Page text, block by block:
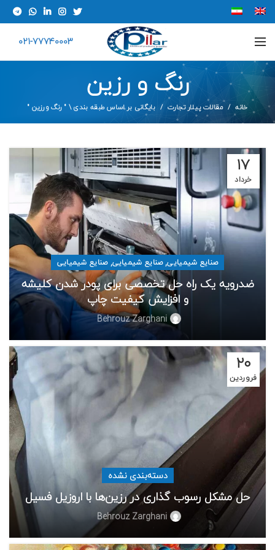
021-77740003
رنگ و رزین
خانه مقالات پیلار تجارت بایگانی بر اساس طبقه بندی \ " رنگ و رزین "
۱۷
خرداد
صنایع شیمیایی,صنایع شیمیایی,صنایع شیمیایی
ضدرویه یک راه حل تخصصی برای پودر شدن کلیشه
و افزایش کیفیت چاپ
Behrouz Zarghani
۲۰
فروردین
دسته‌بندی نشده
حل مشکل رسوب گذاری در رزین‌ها با اروزیل فسیل
Behrouz Zarghani